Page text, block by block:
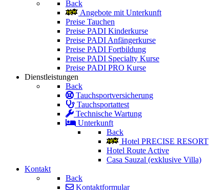
Back
Angebote mit Unterkunft
Preise Tauchen
Preise PADI Kinderkurse
Preise PADI Anfängerkurse
Preise PADI Fortbildung
Preise PADI Specialty Kurse
Preise PADI PRO Kurse
Dienstleistungen
Back
Tauchsportversicherung
Tauchsportattest
Technische Wartung
Unterkunft
Back
Hotel PRECISE RESORT
Hotel Route Active
Casa Sauzal (exklusive Villa)
Kontakt
Back
Kontaktformular